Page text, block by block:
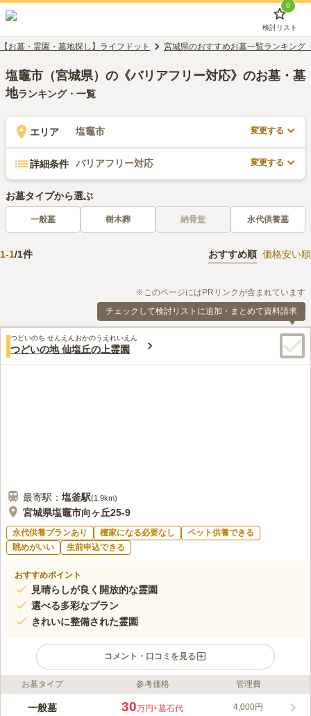
0
検討リスト
【お墓・霊園・墓地探し】ライフドット 宮城県のおすすめお墓一覧ランキング
塩竈市（宮城県）の《バリアフリー対応》のお墓・墓
地ランキング・一覧
エリア 塩竈市 変更する
詳細条件 バリアフリー対応 変更する
お墓タイプから選ぶ
一般墓 樹木葬 納骨堂 永代供養墓
1-1/1件 おすすめ順 価格安い順
※このページにはPRリンクが含まれています
チェックして検討リストに追加・まとめて資料請求
つどいのち せんえんおかのうえれいえん
つどいの地 仙塩丘の上霊園
最寄駅： 塩釜駅(1.9km)
宮城県塩竈市向ヶ丘25-9
永代供養プランあり 檀家になる必要なし
ペット供養できる
眺めがいい
生前申込できる
おすすめポイント
見晴らしが良く開放的な霊園
選べる多彩なプラン
きれいに整備された霊園
コメント・口コミを見る
ライフドット編集部のコメント
様々なお墓に対応した宗教自由の霊園です。周辺は閑静な住宅街
お墓タイプ 参考価格 管理費
一般墓 30万円+墓石代 4,000円